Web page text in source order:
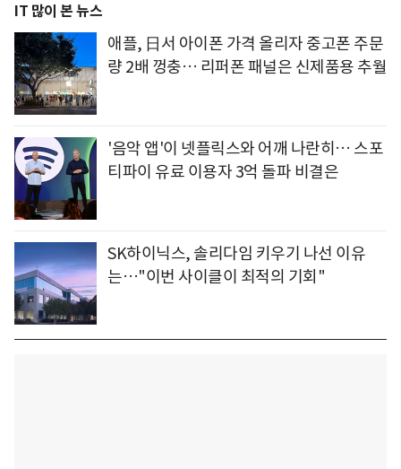
IT 많이 본 뉴스
애플, 日서 아이폰 가격 올리자 중고폰 주문
량 2배 껑충… 리퍼폰 패널은 신제품용 추월
'음악 앱'이 넷플릭스와 어깨 나란히… 스포
티파이 유료 이용자 3억 돌파 비결은
SK하이닉스, 솔리다임 키우기 나선 이유
는…"이번 사이클이 최적의 기회"